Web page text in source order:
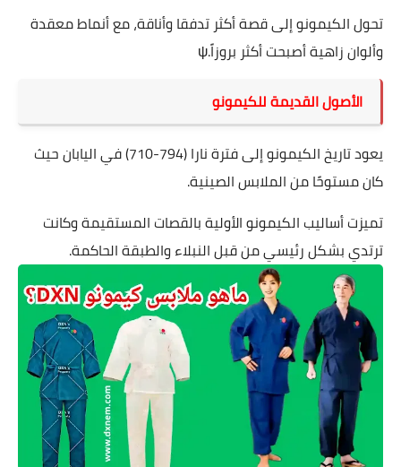
تحول الكيمونو إلى قصة أكثر تدفقا وأناقة، مع أنماط معقدة
وألوان زاهية أصبحت أكثر بروزاً.ψ
الأصول القديمة للكيمونو
يعود تاريخ الكيمونو إلى فترة نارا (794-710) في اليابان حيث
كان مستوحًا من الملابس الصينية.
تميزت أساليب الكيمونو الأولية بالقصات المستقيمة وكانت
ترتدي بشكل رئيسي من قبل النبلاء والطبقة الحاكمة.